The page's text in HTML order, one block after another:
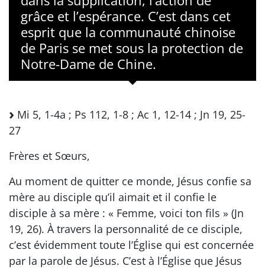
grâce et l’espérance. C’est dans cet
esprit que la communauté chinoise
de Paris se met sous la protection de
Notre-Dame de Chine.
Mi 5, 1-4a ; Ps 112, 1-8 ; Ac 1, 12-14 ; Jn 19, 25-
27
Frères et Sœurs,
Au moment de quitter ce monde, Jésus confie sa
mère au disciple qu’il aimait et il confie le
disciple à sa mère : « Femme, voici ton fils » (Jn
19, 26). À travers la personnalité de ce disciple,
c’est évidemment toute l’Église qui est concernée
par la parole de Jésus. C’est à l’Église que Jésus